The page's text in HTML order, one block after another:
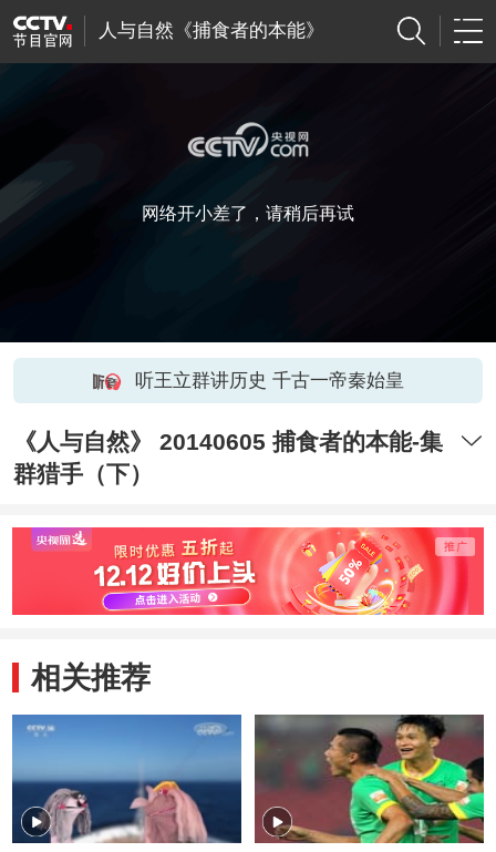
人与自然《捕食者的本能》
网络开小差了，请稍后再试
听王立群讲历史 千古一帝秦始皇
《人与自然》 20140605 捕食者的本能-集
群猎手（下）
相关推荐